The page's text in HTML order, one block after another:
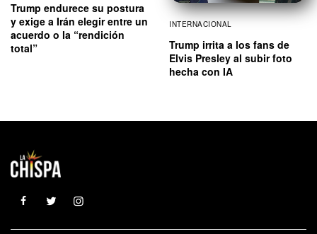
Trump endurece su postura
y exige a Irán elegir entre un
acuerdo o la “rendición
total”
INTERNACIONAL
Trump irrita a los fans de
Elvis Presley al subir foto
hecha con IA